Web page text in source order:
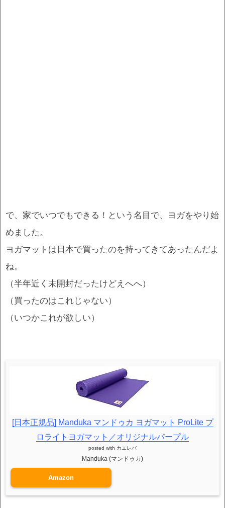
で、家でいつでもできる！という名目で、ヨガをやり始
めました。
ヨガマットは日本で買ったのを持ってきてあったんだよ
ね。
（半年近く未開封だったけどえへへ）
（買ったのはこれじゃない）
（いつかこれが欲しい）
[日本正規品] Manduka マンドゥカ ヨガマット ProLite プ
ロライトヨガマット／オリジナルパープル
posted with カエレバ
Manduka (マンドゥカ)
Amazon